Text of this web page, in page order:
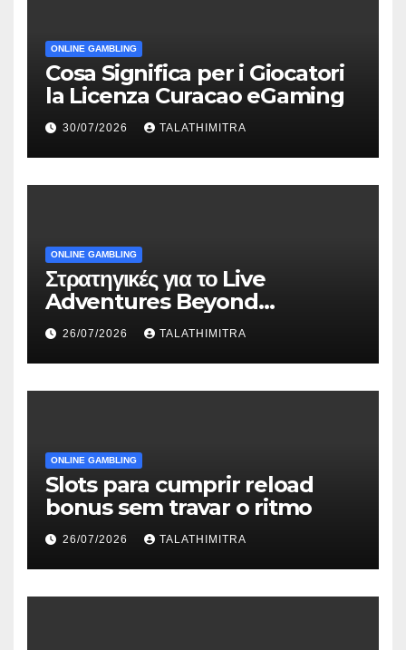
ONLINE GAMBLING
Cosa Significa per i Giocatori
la Licenza Curacao eGaming
30/07/2026 TALATHIMITRA
ONLINE GAMBLING
Στρατηγικές για το Live
Adventures Beyond
Wonderland που Στέκουν
26/07/2026 TALATHIMITRA
ONLINE GAMBLING
Slots para cumprir reload
bonus sem travar o ritmo
26/07/2026 TALATHIMITRA